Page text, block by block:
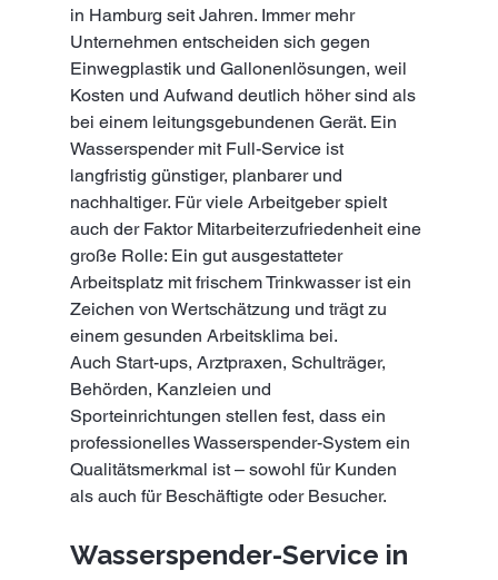
in Hamburg seit Jahren. Immer mehr
Unternehmen entscheiden sich gegen
Einwegplastik und Gallonenlösungen, weil
Kosten und Aufwand deutlich höher sind als
bei einem leitungsgebundenen Gerät. Ein
Wasserspender mit Full-Service ist
langfristig günstiger, planbarer und
nachhaltiger. Für viele Arbeitgeber spielt
auch der Faktor Mitarbeiterzufriedenheit eine
große Rolle: Ein gut ausgestatteter
Arbeitsplatz mit frischem Trinkwasser ist ein
Zeichen von Wertschätzung und trägt zu
einem gesunden Arbeitsklima bei.
Auch Start-ups, Arztpraxen, Schulträger,
Behörden, Kanzleien und
Sporteinrichtungen stellen fest, dass ein
professionelles Wasserspender-System ein
Qualitätsmerkmal ist – sowohl für Kunden
als auch für Beschäftigte oder Besucher.
Wasserspender-Service in